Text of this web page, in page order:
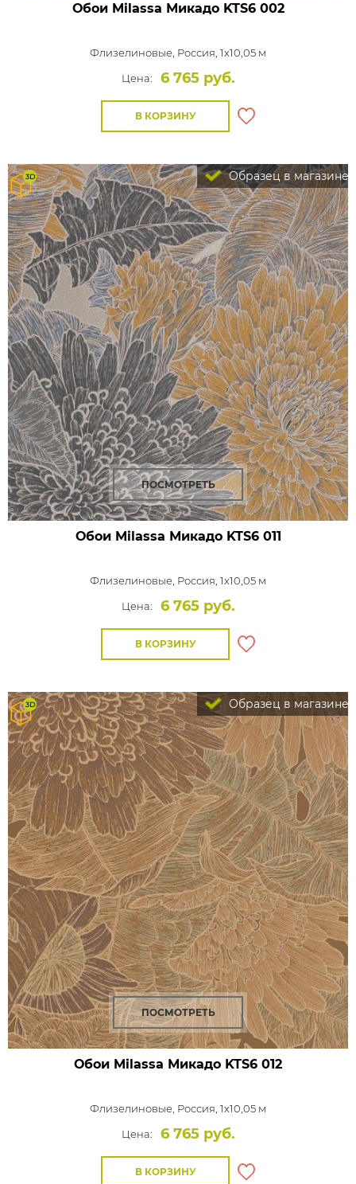
Обои Milassa МикадоKTS6 002
Флизелиновые, Россия, 1x10,05 м
Цена:
6 765 руб.
В КОРЗИНУ
Образец в магазине
ПОСМОТРЕТЬ
Обои Milassa МикадоKTS6 011
Флизелиновые, Россия, 1x10,05 м
Цена:
6 765 руб.
В КОРЗИНУ
Образец в магазине
ПОСМОТРЕТЬ
Обои Milassa Микадо KTS6 012
Флизелиновые, Россия, 1x10,05 м
Цена:
6 765 руб.
В КОРЗИНУ